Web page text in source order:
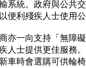
系統。政府與公共
便利殘疾人士使用
一向支持「無障礙
人士提供更佳服務
車時會選購可供輪